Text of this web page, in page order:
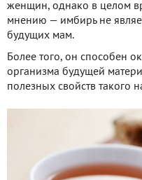
женщин, однако в целом
мнению — имбирь не
будущих мам.
Более того, он способен
организма будущей
полезных свойств такого